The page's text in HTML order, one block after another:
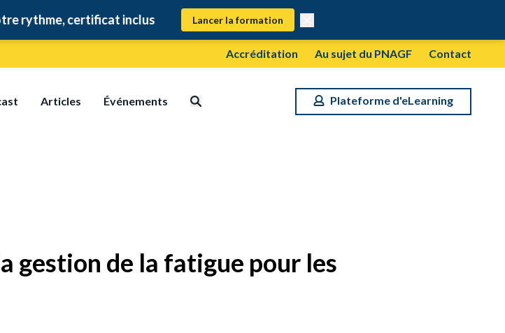
inclus Lancer la formation
Accréditation Au sujet du PNAGF Contact
Articles Événements Plateforme d'eLearning
gestion de la fatigue pour les